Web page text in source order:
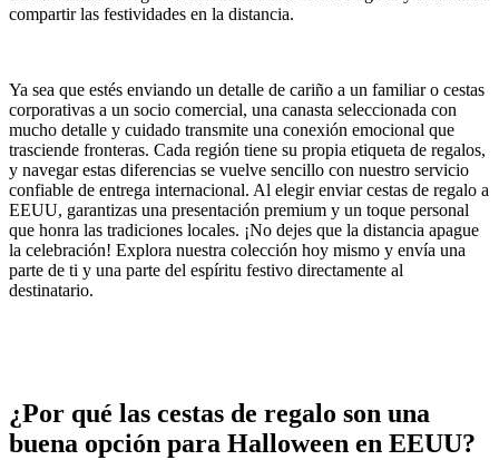
compartir las festividades en la distancia.
Ya sea que estés enviando un detalle de cariño a un familiar o cestas
corporativas a un socio comercial, una canasta seleccionada con
mucho detalle y cuidado transmite una conexión emocional que
trasciende fronteras. Cada región tiene su propia etiqueta de regalos,
y navegar estas diferencias se vuelve sencillo con nuestro servicio
confiable de entrega internacional. Al elegir enviar cestas de regalo a
EEUU, garantizas una presentación premium y un toque personal
que honra las tradiciones locales. ¡No dejes que la distancia apague
la celebración! Explora nuestra colección hoy mismo y envía una
parte de ti y una parte del espíritu festivo directamente al
destinatario.
¿Por qué las cestas de regalo son una
buena opción para Halloween en EEUU?